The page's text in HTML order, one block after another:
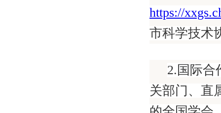
https://
市科学技术
2.国际合
关部门、直